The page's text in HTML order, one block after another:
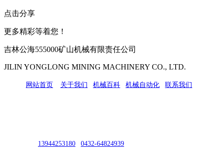
点击分享
更多精彩等着您！
吉林公海555000矿山机械有限责任公司
JILIN YONGLONG MINING MACHINERY CO., LTD.
网站首页 关于我们 机械百科 机械自动化 联系我们
13944253180 0432-64824939